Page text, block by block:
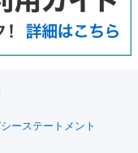
ーステートメント